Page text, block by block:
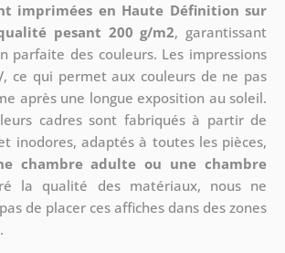
imprimées en Haute Définition sur
pesant 200 g/m2, garantissant
parfaite des couleurs. Les impressions
ce qui permet aux couleurs de ne pas
après une longue exposition au soleil.
cadres sont fabriqués à partir de
inodores, adaptés à toutes les pièces,
chambre adulte ou une chambre
la qualité des matériaux, nous ne
de placer ces affiches dans des zones